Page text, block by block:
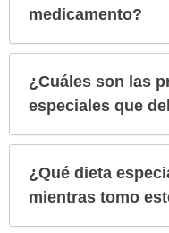
medicamento?
¿Cuáles son las
especiales que
¿Qué dieta
mientras tomo